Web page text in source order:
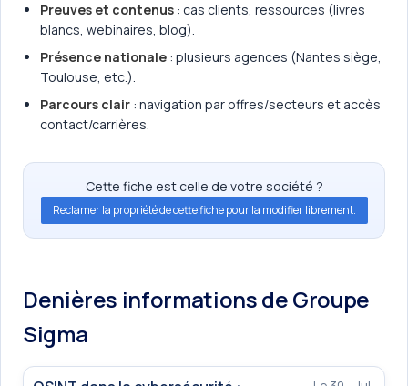
Preuves et contenus : cas clients, ressources (livres
blancs, webinaires, blog).
Présence nationale : plusieurs agences (Nantes siège,
Toulouse, etc.).
Parcours clair : navigation par offres/secteurs et accès
contact/carrières.
Cette fiche est celle de votre société ?
Reclamer la propriété de cette fiche pour la modifier librement.
Denières informations de Groupe
Sigma